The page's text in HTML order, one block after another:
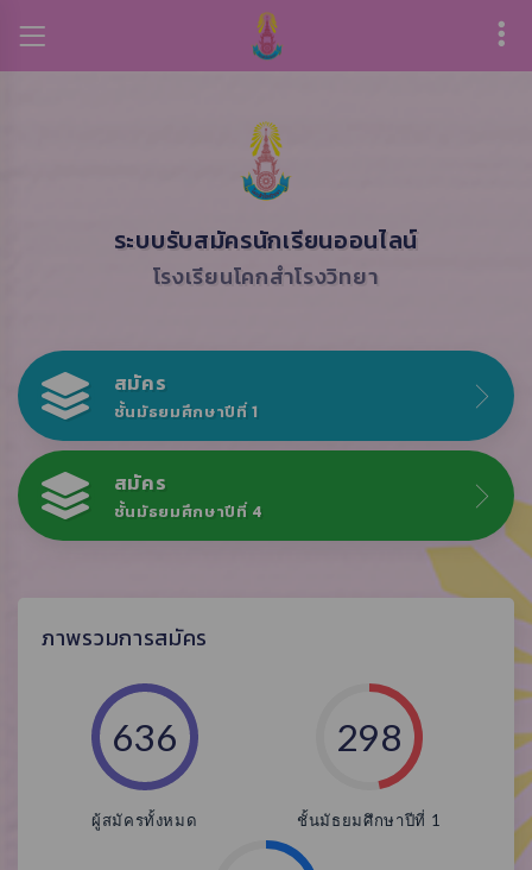
ระบบรับสมัครนักเรียนออนไลน์
โรงเรียนโคกสำโรงวิทยา
สมัคร
ชั้นมัธยมศึกษาปีที่ 1
สมัคร
ชั้นมัธยมศึกษาปีที่ 4
ภาพรวมการสมัคร
636
ผู้สมัครทั้งหมด
298
ชั้นมัธยมศึกษาปีที่ 1